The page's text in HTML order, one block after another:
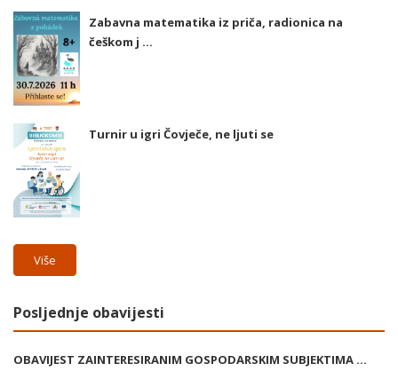
Zabavna matematika iz priča, radionica na
češkom j ...
Turnir u igri Čovječe, ne ljuti se
Više
Posljednje obavijesti
OBAVIJEST ZAINTERESIRANIM GOSPODARSKIM SUBJEKTIMA ...